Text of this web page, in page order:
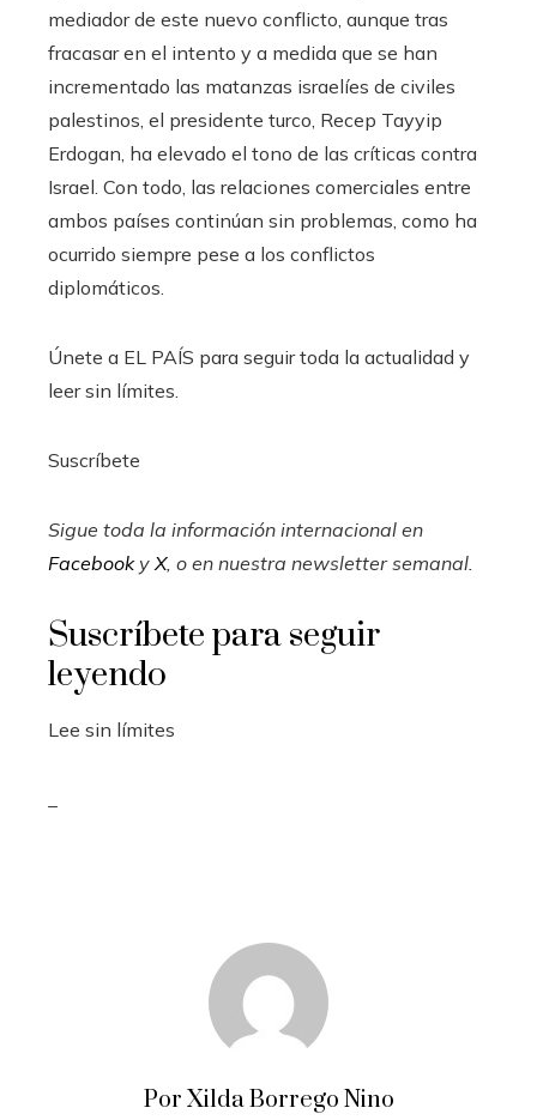
mediador de este nuevo conflicto, aunque tras
fracasar en el intento y a medida que se han
incrementado las matanzas israelíes de civiles
palestinos, el presidente turco, Recep Tayyip
Erdogan, ha elevado el tono de las críticas contra
Israel. Con todo, las relaciones comerciales entre
ambos países continúan sin problemas, como ha
ocurrido siempre pese a los conflictos
diplomáticos.
Únete a EL PAÍS para seguir toda la actualidad y
leer sin límites.
Suscríbete
Sigue toda la información internacional en
FacebookyX, o en nuestra newsletter semanal.
Suscríbete para seguir
leyendo
Lee sin límites
Por Xilda Borrego Nino